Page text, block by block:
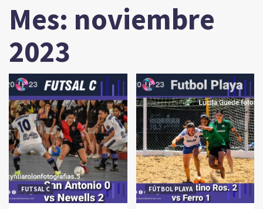
Mes: noviembre
2023
FUTSAL C FÚTBOL PLAYA